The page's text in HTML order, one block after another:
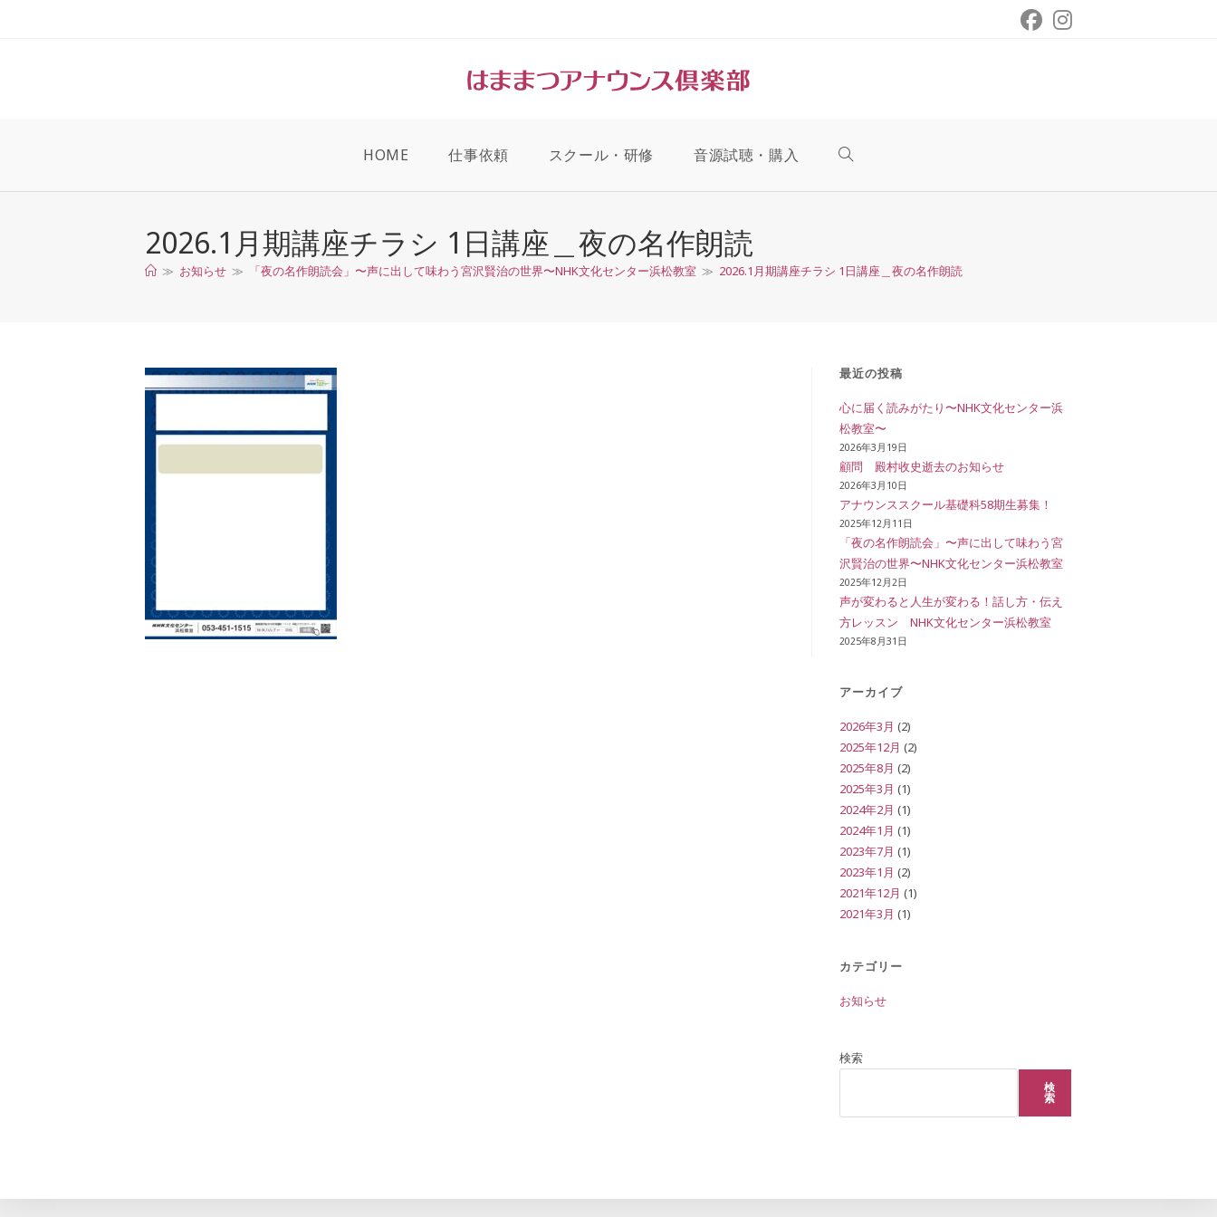
ッ
HOME 仕事依頼 スクール・研修 音源試聴・購入 ウ
サ
イ
ト
の
索
を
ト
2026.1月期講座チラシ 1日講座＿夜の名作朗読
≫ お知らせ ≫ 「夜の名作朗読会」〜声に出して味わう宮沢賢治の世界〜NHK文化センター浜松教室 ≫ 2026.1月期講座チラシ 1日講座＿夜の名作朗読
最近の投稿
心に届く読みがたり〜NHK文化センター浜
松教室〜
2026年3月19日
顧問 殿村收史逝去のお知らせ
2026年3月10日
アナウンススクール基礎科58期生募集！
2025年12月11日
「夜の名作朗読会」〜声に出して味わう宮
沢賢治の世界〜NHK文化センター浜松教室
2025年12月2日
声が変わると人生が変わる！話し方・伝え
方レッスン NHK文化センター浜松教室
2025年8月31日
アーカイブ
2026年3月 (2)
2025年12月 (2)
2025年8月 (2)
2025年3月 (1)
2024年2月 (1)
2024年1月 (1)
2023年7月 (1)
2023年1月 (2)
2021年12月 (1)
2021年3月 (1)
カテゴリー
お知らせ
検索
検
索